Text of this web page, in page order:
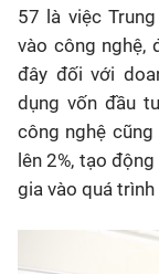
57 là việc
vào công nghệ,
đây đối với
dụng vốn đầu
công nghệ cũng
lên 2%, tạo
gia vào quá trình